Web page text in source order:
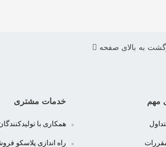
به بالای صفحه
مهم خدمات مشتری
همکاری با
راه اندازی پلاسکو